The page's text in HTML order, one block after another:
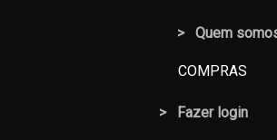
> Quem
COMPRAS
> Fazer login